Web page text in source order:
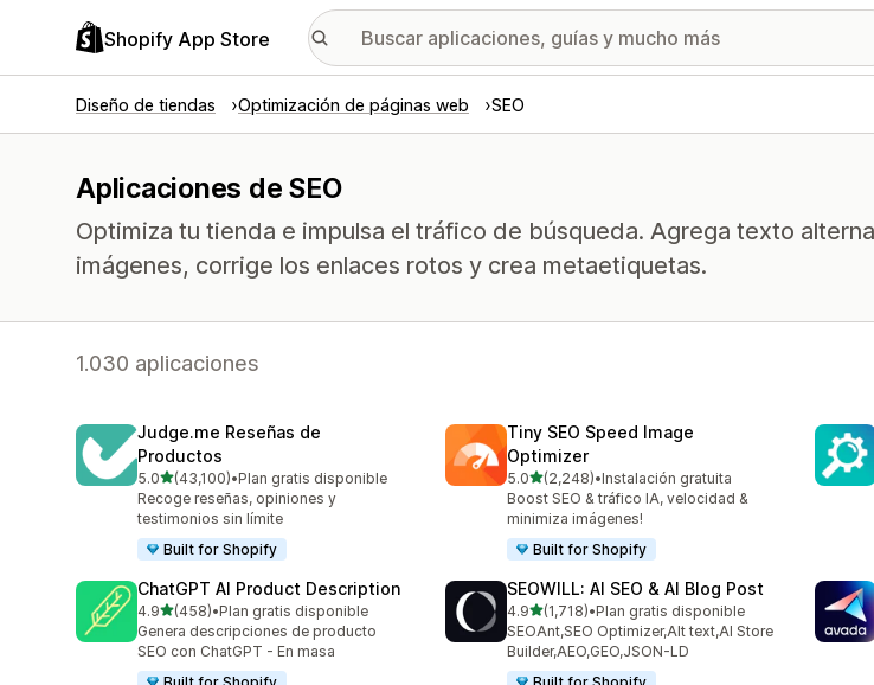
Shopify App Store
Diseño de tiendas Optimización de páginas web SEO
Aplicaciones de SEO
Optimiza tu tienda e impulsa el tráfico de búsqueda. Agrega texto
imágenes, corrige los enlaces rotos y crea metaetiquetas.
1.030 aplicaciones
Judge.me Reseñas de
Productos
5.0de 5 estrellas
(43,100)
43100 reseñas en total
•Plan gratis disponible
Recoge reseñas, opiniones y
testimonios sin límite
Built for Shopify
Tiny SEO Speed Image
Optimizer
5.0de 5 estrellas
(2,248)
2248 reseñas en total
•Instalación gratuita
Boost SEO & tráfico IA, velocidad &
minimiza imágenes!
Built for Shopify
ChatGPT AI Product Description
4.9de 5 estrellas
(458)
458 reseñas en total
•Plan gratis disponible
Genera descripciones de producto
SEO con ChatGPT - En masa
SEOWILL: AI SEO & AI Blog Post
4.9de 5 estrellas
(1,718)
1718 reseñas en total
•Plan gratis disponible
SEOAnt,SEO Optimizer,Alt text,AI Store
Builder,AEO,GEO,JSON-LD